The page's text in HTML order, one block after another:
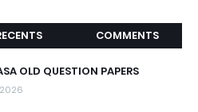
COMMENTS
OLD QUESTION PAPERS